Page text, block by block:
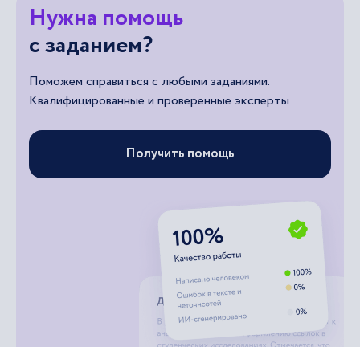
Нужна помощь
с заданием?
Поможем справиться с любыми заданиями.
Квалифицированные и проверенные эксперты
Получить помощь